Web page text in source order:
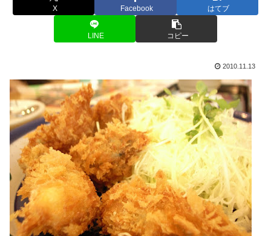
X Facebook はてブ
LINE コピー
2010.11.13